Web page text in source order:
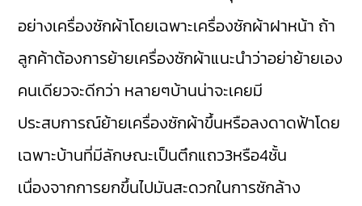
อย่างเครื่องซักผ้าโดยเฉพาะเครื่องซักผ้าฝาหน้า ถ้า
ลูกค้าต้องการย้ายเครื่องซักผ้าแนะนำว่าอย่าย้ายเอง
คนเดียวจะดีกว่า หลายๆบ้านน่าจะเคยมี
ประสบการณ์ย้ายเครื่องซักผ้าขึ้นหรือลงดาดฟ้าโดย
เฉพาะบ้านที่มีลักษณะเป็นตึกแถว3หรือ4ชั้น
เนื่องจากการยกขึ้นไปมันสะดวกในการซักล้าง